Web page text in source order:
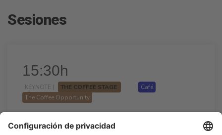
Sesiones
15:30h
KEYNOTE | THE COFFEE STAGE
Café
The Coffee Opportunity
El Café perdió el protagonismo – Y eso
es una gran noticia